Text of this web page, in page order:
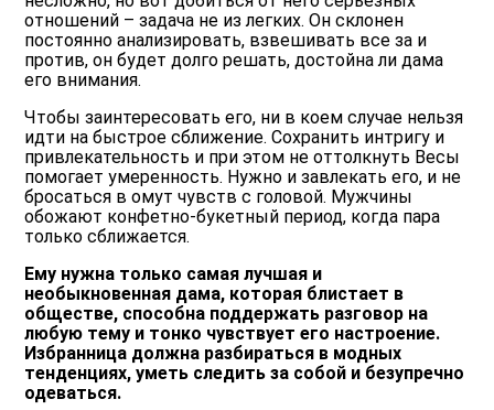
отношений – задача не из легких. Он склонен
постоянно анализировать, взвешивать все за и
против, он будет долго решать, достойна ли дама
его внимания.
Чтобы заинтересовать его, ни в коем случае нельзя
идти на быстрое сближение. Сохранить интригу и
привлекательность и при этом не оттолкнуть Весы
помогает умеренность. Нужно и завлекать его, и не
бросаться в омут чувств с головой. Мужчины
обожают конфетно-букетный период, когда пара
только сближается.
Ему нужна только самая лучшая и
необыкновенная дама, которая блистает в
обществе, способна поддержать разговор на
любую тему и тонко чувствует его настроение.
Избранница должна разбираться в модных
тенденциях, уметь следить за собой и безупречно
одеваться.